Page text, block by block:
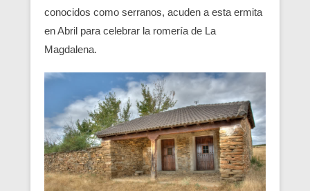
conocidos como serranos, acuden a esta ermita
en Abril para celebrar la romería de La
Magdalena.